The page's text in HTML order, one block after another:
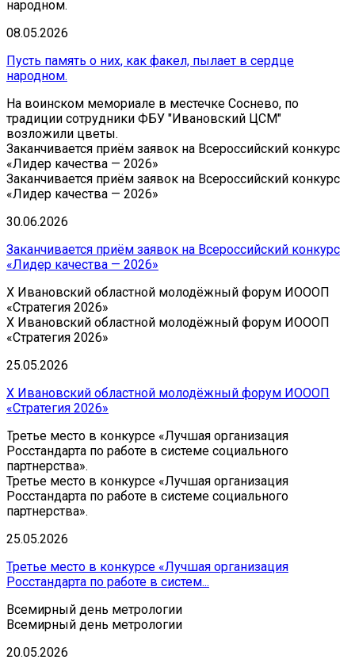
народном.
08.05.2026
Пусть память о них, как факел, пылает в сердце
народном.
На воинском мемориале в местечке Соснево, по
традиции сотрудники ФБУ "Ивановский ЦСМ"
возложили цветы.
Заканчивается приём заявок на Всероссийский конкурс
«Лидер качества — 2026»
Заканчивается приём заявок на Всероссийский конкурс
«Лидер качества — 2026»
30.06.2026
Заканчивается приём заявок на Всероссийский конкурс
«Лидер качества — 2026»
Х Ивановский областной молодёжный форум ИОООП
«Стратегия 2026»
Х Ивановский областной молодёжный форум ИОООП
«Стратегия 2026»
25.05.2026
Х Ивановский областной молодёжный форум ИОООП
«Стратегия 2026»
Третье место в конкурсе «Лучшая организация
Росстандарта по работе в системе социального
партнерства».
Третье место в конкурсе «Лучшая организация
Росстандарта по работе в системе социального
партнерства».
25.05.2026
Третье место в конкурсе «Лучшая организация
Росстандарта по работе в систем...
Всемирный день метрологии
Всемирный день метрологии
20.05.2026